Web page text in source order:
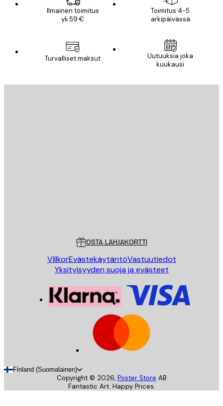
Ilmainen toimitus
yli 59 €
Toimitus 4-5
arkipäivässä
Turvalliset maksut
Uutuuksia joka
kuukausi
OSTA LAHJAKORTTI
VillkorEvästekäytäntöVastuutiedot
Yksityisyyden suoja ja evästeet
Finland (Suomalainen)
Copyright © 2026, Poster Store AB
Fantastic Art. Happy Prices.